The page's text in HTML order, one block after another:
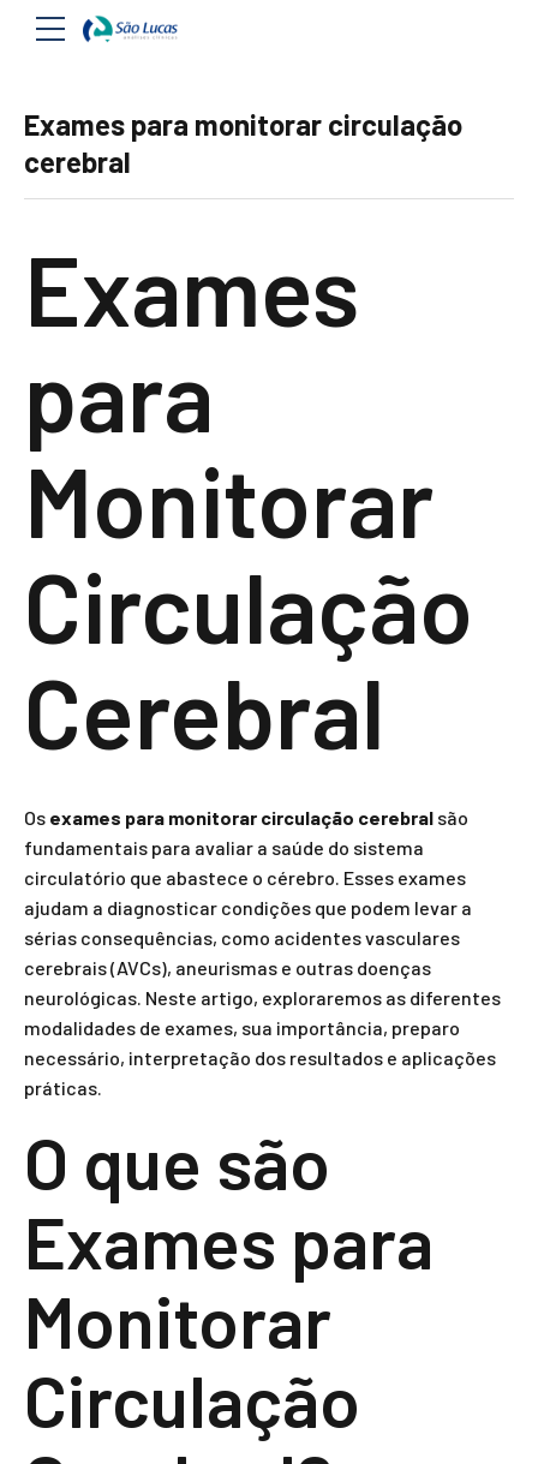
Exames para monitorar circulação
cerebral
Exames
para
Monitorar
Circulação
Cerebral
Os exames para monitorar circulação cerebral são
fundamentais para avaliar a saúde do sistema
circulatório que abastece o cérebro. Esses exames
ajudam a diagnosticar condições que podem levar a
sérias consequências, como acidentes vasculares
cerebrais (AVCs), aneurismas e outras doenças
neurológicas. Neste artigo, exploraremos as diferentes
modalidades de exames, sua importância, preparo
necessário, interpretação dos resultados e aplicações
práticas.
O que são
Exames para
Monitorar
Circulação